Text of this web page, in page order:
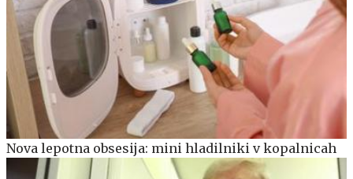
Nova lepotna obsesija: mini hladilniki v kopalnicah